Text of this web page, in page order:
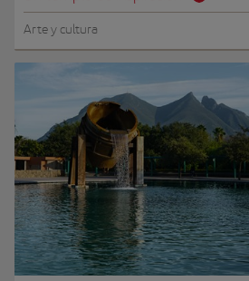
Arte y cultura